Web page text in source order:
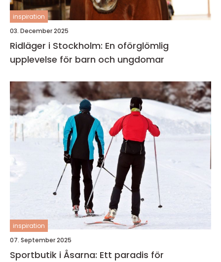
inspiration
03. December 2025
Ridläger i Stockholm: En oförglömlig
upplevelse för barn och ungdomar
inspiration
07. September 2025
Sportbutik i Åsarna: Ett paradis för